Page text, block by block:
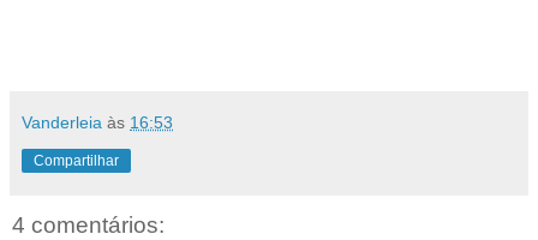
Vanderleia às 16:53
Compartilhar
4 comentários: